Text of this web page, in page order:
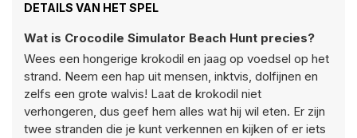
DETAILS VAN HET SPEL
Wat is Crocodile Simulator Beach Hunt precies?
Wees een hongerige krokodil en jaag op voedsel op het
strand. Neem een hap uit mensen, inktvis, dolfijnen en
zelfs een grote walvis! Laat de krokodil niet
verhongeren, dus geef hem alles wat hij wil eten. Er zijn
twee stranden die je kunt verkennen en kijken of er iets